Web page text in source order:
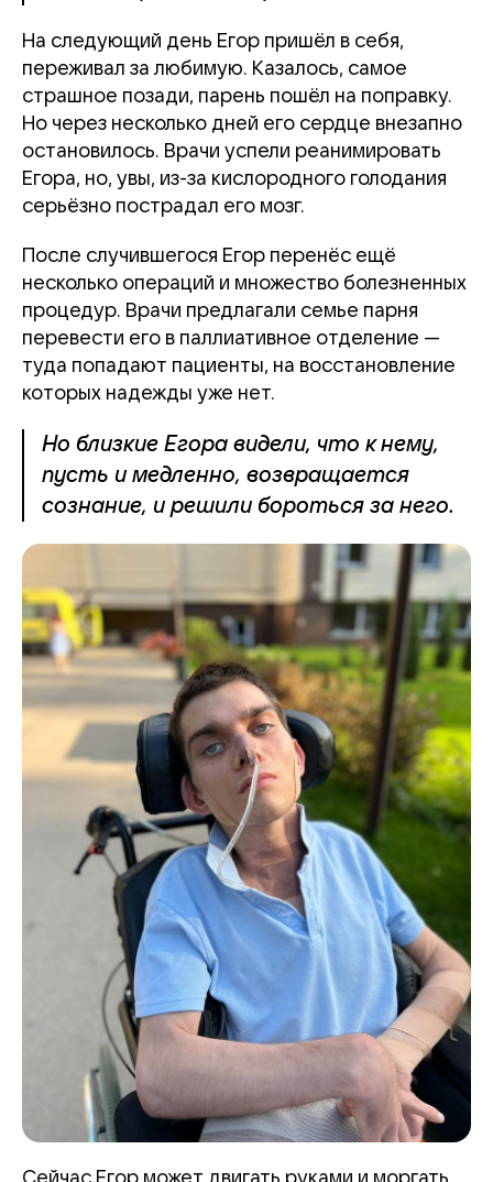
На следующий день Егор пришёл в себя,
переживал за любимую. Казалось, самое
страшное позади, парень пошёл на поправку.
Но через несколько дней его сердце внезапно
остановилось. Врачи успели реанимировать
Егора, но, увы, из-за кислородного голодания
серьёзно пострадал его мозг.
После случившегося Егор перенёс ещё
несколько операций и множество болезненных
процедур. Врачи предлагали семье парня
перевести его в паллиативное отделение —
туда попадают пациенты, на восстановление
которых надежды уже нет.
Но близкие Егора видели, что к нему,
пусть и медленно, возвращается
сознание, и решили бороться за него.